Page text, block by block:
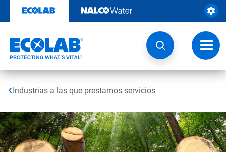
contenido
de
Industrias a las que prestamos servicios